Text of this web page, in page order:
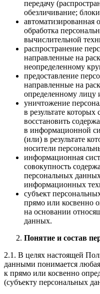
передачу
обезличивание;
автоматизированная
обработка
вычислительной
распространение
направленные на
неопределенному
предоставление
направленные на
определенному лицу
уничтожение
в результате
восстановить
в информационной
(или) в результате
носители
информационная
совокупность
персональных
информационных
субъект
прямо или косвенно
на основании
данных.
Понятие и состав
2.1. В целях настоящей
данными понимается
к прямо или косвенно
(субъекту персональных